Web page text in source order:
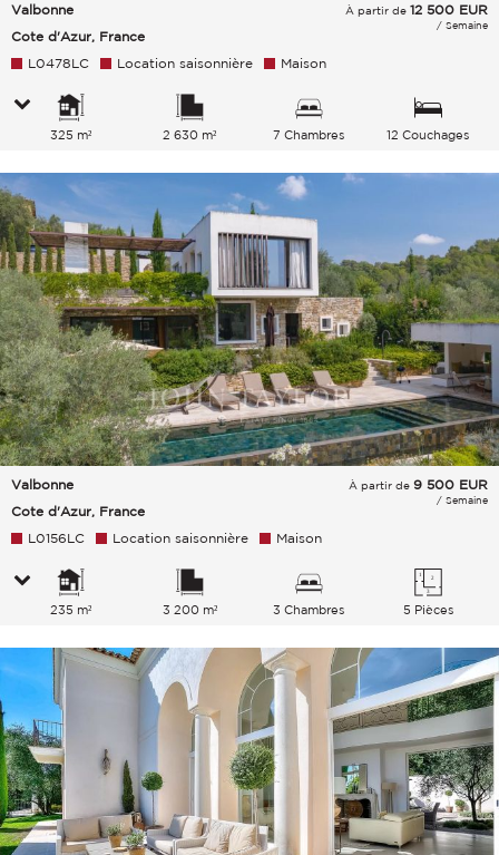
Valbonne
Cote d'Azur, France
À partir de 12 500 EUR
/ Semaine
L0478LC Location saisonnière Maison
325 m² 2 630 m² 7 Chambres 12 Couchages
Valbonne
Cote d'Azur, France
À partir de 9 500 EUR
/ Semaine
L0156LC Location saisonnière Maison
235 m² 3 200 m² 3 Chambres 5 Pièces